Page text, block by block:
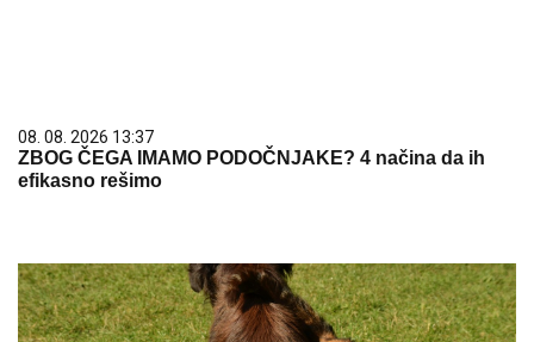
08. 08. 2026 13:37
ZBOG ČEGA IMAMO PODOČNJAKE? 4 načina da ih
efikasno rešimo